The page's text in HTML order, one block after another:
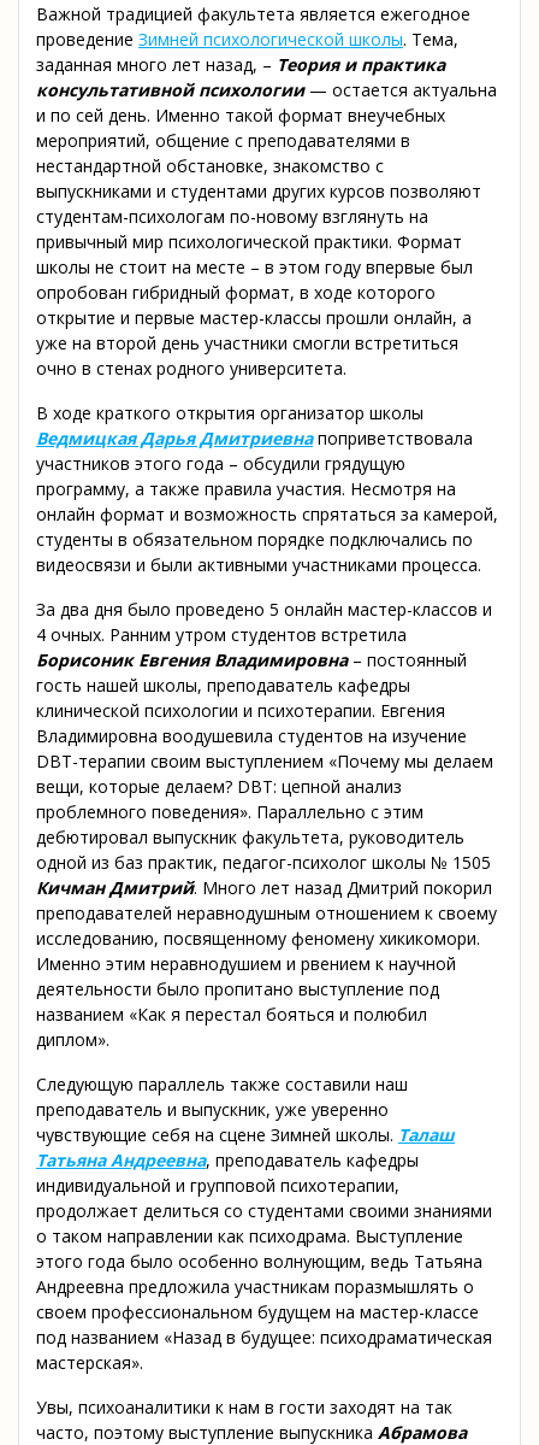
Важной традицией факультета является ежегодное
проведение Зимней психологической школы. Тема,
заданная много лет назад, – Теория и практика
консультативной психологии— остается актуальна
и по сей день. Именно такой формат внеучебных
мероприятий, общение с преподавателями в
нестандартной обстановке, знакомство с
выпускниками и студентами других курсов позволяют
студентам-психологам по-новому взглянуть на
привычный мир психологической практики. Формат
школы не стоит на месте – в этом году впервые был
опробован гибридный формат, в ходе которого
открытие и первые мастер-классы прошли онлайн, а
уже на второй день участники смогли встретиться
очно в стенах родного университета.
В ходе краткого открытия организатор школы
Ведмицкая Дарья Дмитриевнапоприветствовала
участников этого года – обсудили грядущую
программу, а также правила участия. Несмотря на
онлайн формат и возможность спрятаться за камерой,
студенты в обязательном порядке подключались по
видеосвязи и были активными участниками процесса.
За два дня было проведено 5 онлайн мастер-классов и
4 очных. Ранним утром студентов встретила
Борисоник Евгения Владимировна– постоянный
гость нашей школы, преподаватель кафедры
клинической психологии и психотерапии. Евгения
Владимировна воодушевила студентов на изучение
DBT-терапии своим выступлением «Почему мы делаем
вещи, которые делаем? DBT: цепной анализ
проблемного поведения». Параллельно с этим
дебютировал выпускник факультета, руководитель
одной из баз практик, педагог-психолог школы № 1505
Кичман Дмитрий. Много лет назад Дмитрий покорил
преподавателей неравнодушным отношением к своему
исследованию, посвященному феномену хикикомори.
Именно этим неравнодушием и рвением к научной
деятельности было пропитано выступление под
названием «Как я перестал бояться и полюбил
диплом».
Следующую параллель также составили наш
преподаватель и выпускник, уже уверенно
чувствующие себя на сцене Зимней школы. Талаш
Татьяна Андреевна, преподаватель кафедры
индивидуальной и групповой психотерапии,
продолжает делиться со студентами своими знаниями
о таком направлении как психодрама. Выступление
этого года было особенно волнующим, ведь Татьяна
Андреевна предложила участникам поразмышлять о
своем профессиональном будущем на мастер-классе
под названием «Назад в будущее: психодраматическая
мастерская».
Увы, психоаналитики к нам в гости заходят на так
часто, поэтому выступление выпускника Абрамова